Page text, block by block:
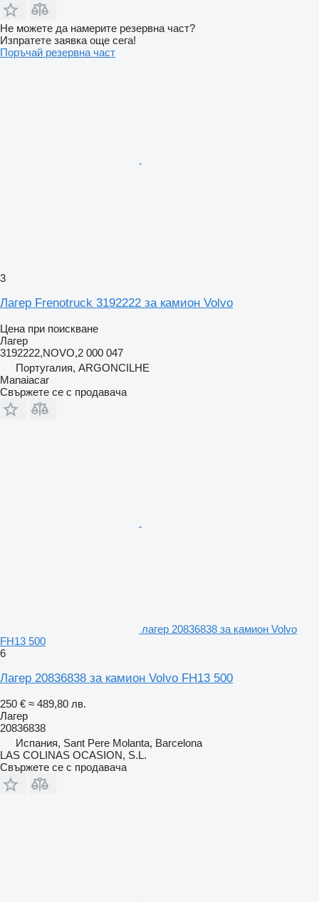
Не можете да намерите резервна част?
Изпратете заявка още сега!
Поръчай резервна част
3
Лагер Frenotruck 3192222 за камион Volvo
Цена при поискване
Лагер
3192222,NOVO,2 000 047
Португалия, ARGONCILHE
Manaiacar
Свържете се с продавача
лагер 20836838 за камион Volvo
FH13 500
6
Лагер 20836838 за камион Volvo FH13 500
250 € ≈ 489,80 лв.
Лагер
20836838
Испания, Sant Pere Molanta, Barcelona
LAS COLINAS OCASION, S.L.
Свържете се с продавача